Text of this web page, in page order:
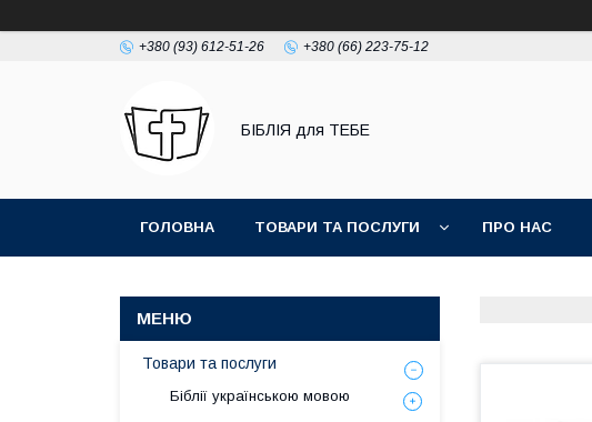
+380 (93) 612-51-26 +380 (66) 223-75-12
БІБЛІЯ для ТЕБЕ
ГОЛОВНА ТОВАРИ ТА ПОСЛУГИ ПРО НАС
Товари та послуги
Біблії українською мовою